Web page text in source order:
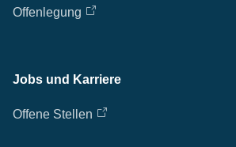
Offenlegung
Jobs und Karriere
Offene Stellen